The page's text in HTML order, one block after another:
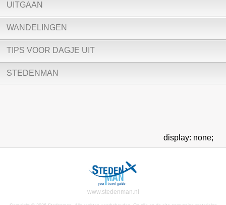
UITGAAN
WANDELINGEN
TIPS VOOR DAGJE UIT
STEDENMAN
display: none;
www.stedenman.nl